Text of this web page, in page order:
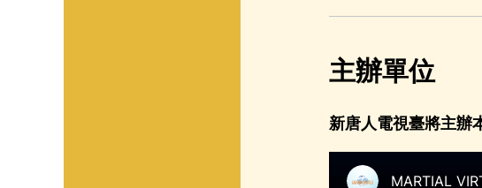
主辦單位
新唐人電視臺將主辦